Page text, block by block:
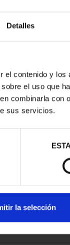
Detalles
contenido y
el uso que
combinarla con
sus servicios.
la selección
SEGOVIA